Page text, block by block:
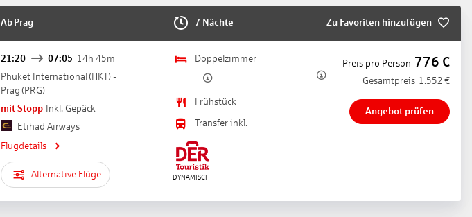
Ab Prag 7 Nächte Zu Favoriten hinzufügen
21:20 07:05 14h 45m
Phuket International (HKT) -
Prag (PRG)
mit Stopp Inkl. Gepäck
Etihad Airways
Flugdetails
Alternative Flüge
Doppelzimmer
Frühstück
Transfer inkl.
Preis pro Person 776€
Gesamtpreis 1.552 €
Angebot prüfen